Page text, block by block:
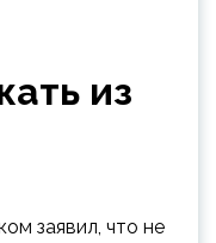
из
заявил, что не